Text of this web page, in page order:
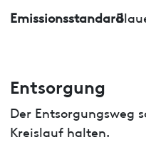
Emissionsstandard
Entsorgung
Der Entsorgungsweg
Kreislauf halten.